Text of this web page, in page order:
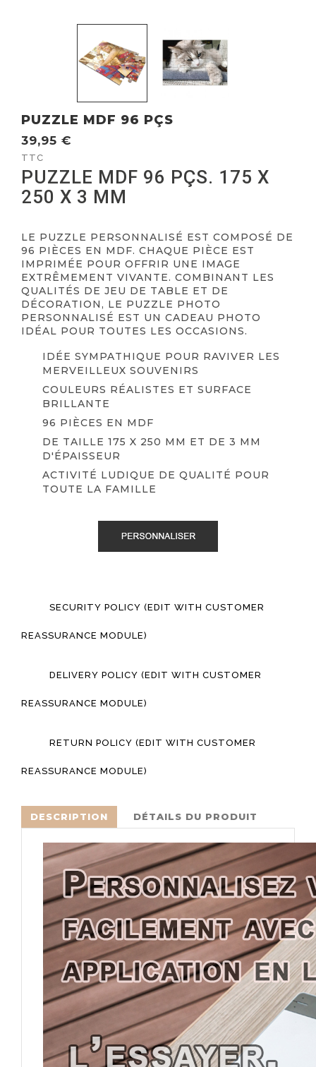
PUZZLE MDF 96 PÇS
39,95 €
TTC
PUZZLE MDF 96 PÇS. 175 X
250 X 3 MM
LE PUZZLE PERSONNALISÉ EST COMPOSÉ DE
96 PIÈCES EN MDF. CHAQUE PIÈCE EST
IMPRIMÉE POUR OFFRIR UNE IMAGE
EXTRÊMEMENT VIVANTE. COMBINANT LES
QUALITÉS DE JEU DE TABLE ET DE
DÉCORATION, LE PUZZLE PHOTO
PERSONNALISÉ EST UN CADEAU PHOTO
IDÉAL POUR TOUTES LES OCCASIONS.
IDÉE SYMPATHIQUE POUR RAVIVER LES
MERVEILLEUX SOUVENIRS
COULEURS RÉALISTES ET SURFACE
BRILLANTE
96 PIÈCES EN MDF
DE TAILLE 175 X 250 MM ET DE 3 MM
D'ÉPAISSEUR
ACTIVITÉ LUDIQUE DE QUALITÉ POUR
TOUTE LA FAMILLE
SECURITY POLICY (EDIT WITH CUSTOMER
REASSURANCE MODULE)
DELIVERY POLICY (EDIT WITH CUSTOMER
REASSURANCE MODULE)
RETURN POLICY (EDIT WITH CUSTOMER
REASSURANCE MODULE)
DESCRIPTION DÉTAILS DU PRODUIT